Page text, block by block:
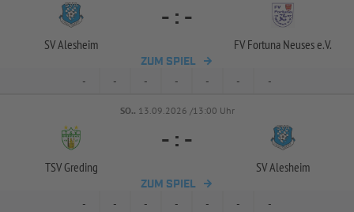
SV Alesheim
- : -
FV Fortuna Neuses e.V.
ZUM SPIEL
- - - - - - -
SO.. 13.09.2026 /13:00 Uhr
TSV Greding
- : -
SV Alesheim
ZUM SPIEL
- - - - - - -